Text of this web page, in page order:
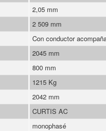
2,05 mm
2 509 mm
Con conductor
2045 mm
800 mm
1215 Kg
2042 mm
CURTIS AC
monophasé